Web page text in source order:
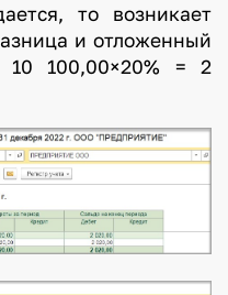
то возникает
и отложенный
10 100,00×20% = 2